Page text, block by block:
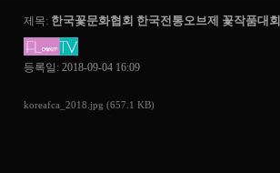
제목: 한국꽃문화협회 한국전통오브제 꽃작품대회
등록일: 2018-09-04 16:09
koreafca_2018.jpg (657.1 KB)